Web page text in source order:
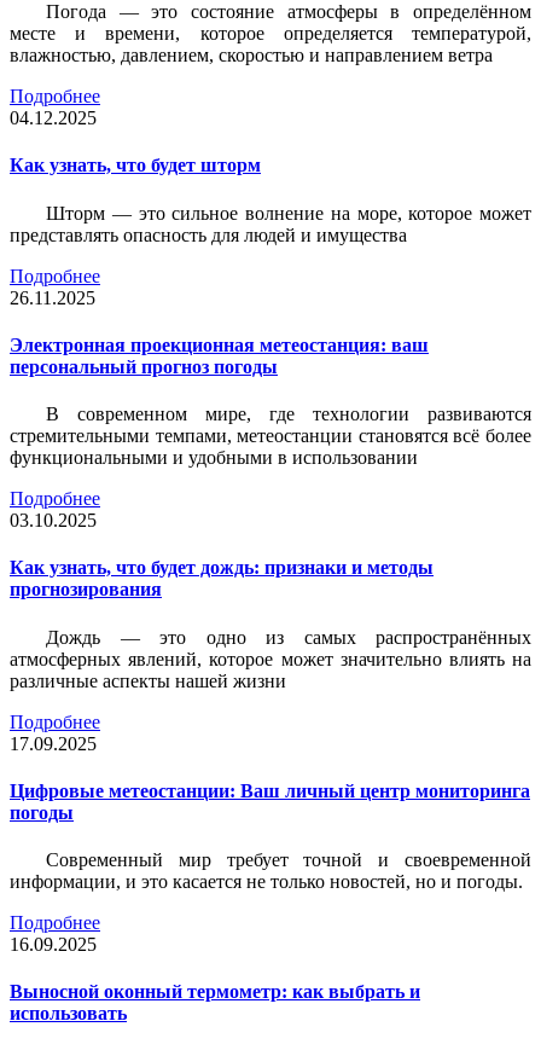
Погода — это состояние атмосферы в определённом
месте и времени, которое определяется температурой,
влажностью, давлением, скоростью и направлением ветра
Подробнее
04.12.2025
Как узнать, что будет шторм
Шторм — это сильное волнение на море, которое может
представлять опасность для людей и имущества
Подробнее
26.11.2025
Электронная проекционная метеостанция: ваш
персональный прогноз погоды
В современном мире, где технологии развиваются
стремительными темпами, метеостанции становятся всё более
функциональными и удобными в использовании
Подробнее
03.10.2025
Как узнать, что будет дождь: признаки и методы
прогнозирования
Дождь — это одно из самых распространённых
атмосферных явлений, которое может значительно влиять на
различные аспекты нашей жизни
Подробнее
17.09.2025
Цифровые метеостанции: Ваш личный центр мониторинга
погоды
Современный мир требует точной и своевременной
информации, и это касается не только новостей, но и погоды.
Подробнее
16.09.2025
Выносной оконный термометр: как выбрать и
использовать